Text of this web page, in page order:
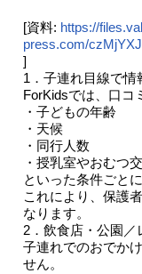
[資料: https://
press.com/
]
1．子連れ目線で情
ForKidsでは、口コ
・子どもの年齢
・天候
・同行人数
・授乳室やおむつ
といった条件ごと
これにより、保護
なります。
2．飲食店・公園／
子連れでのおでか
せん。